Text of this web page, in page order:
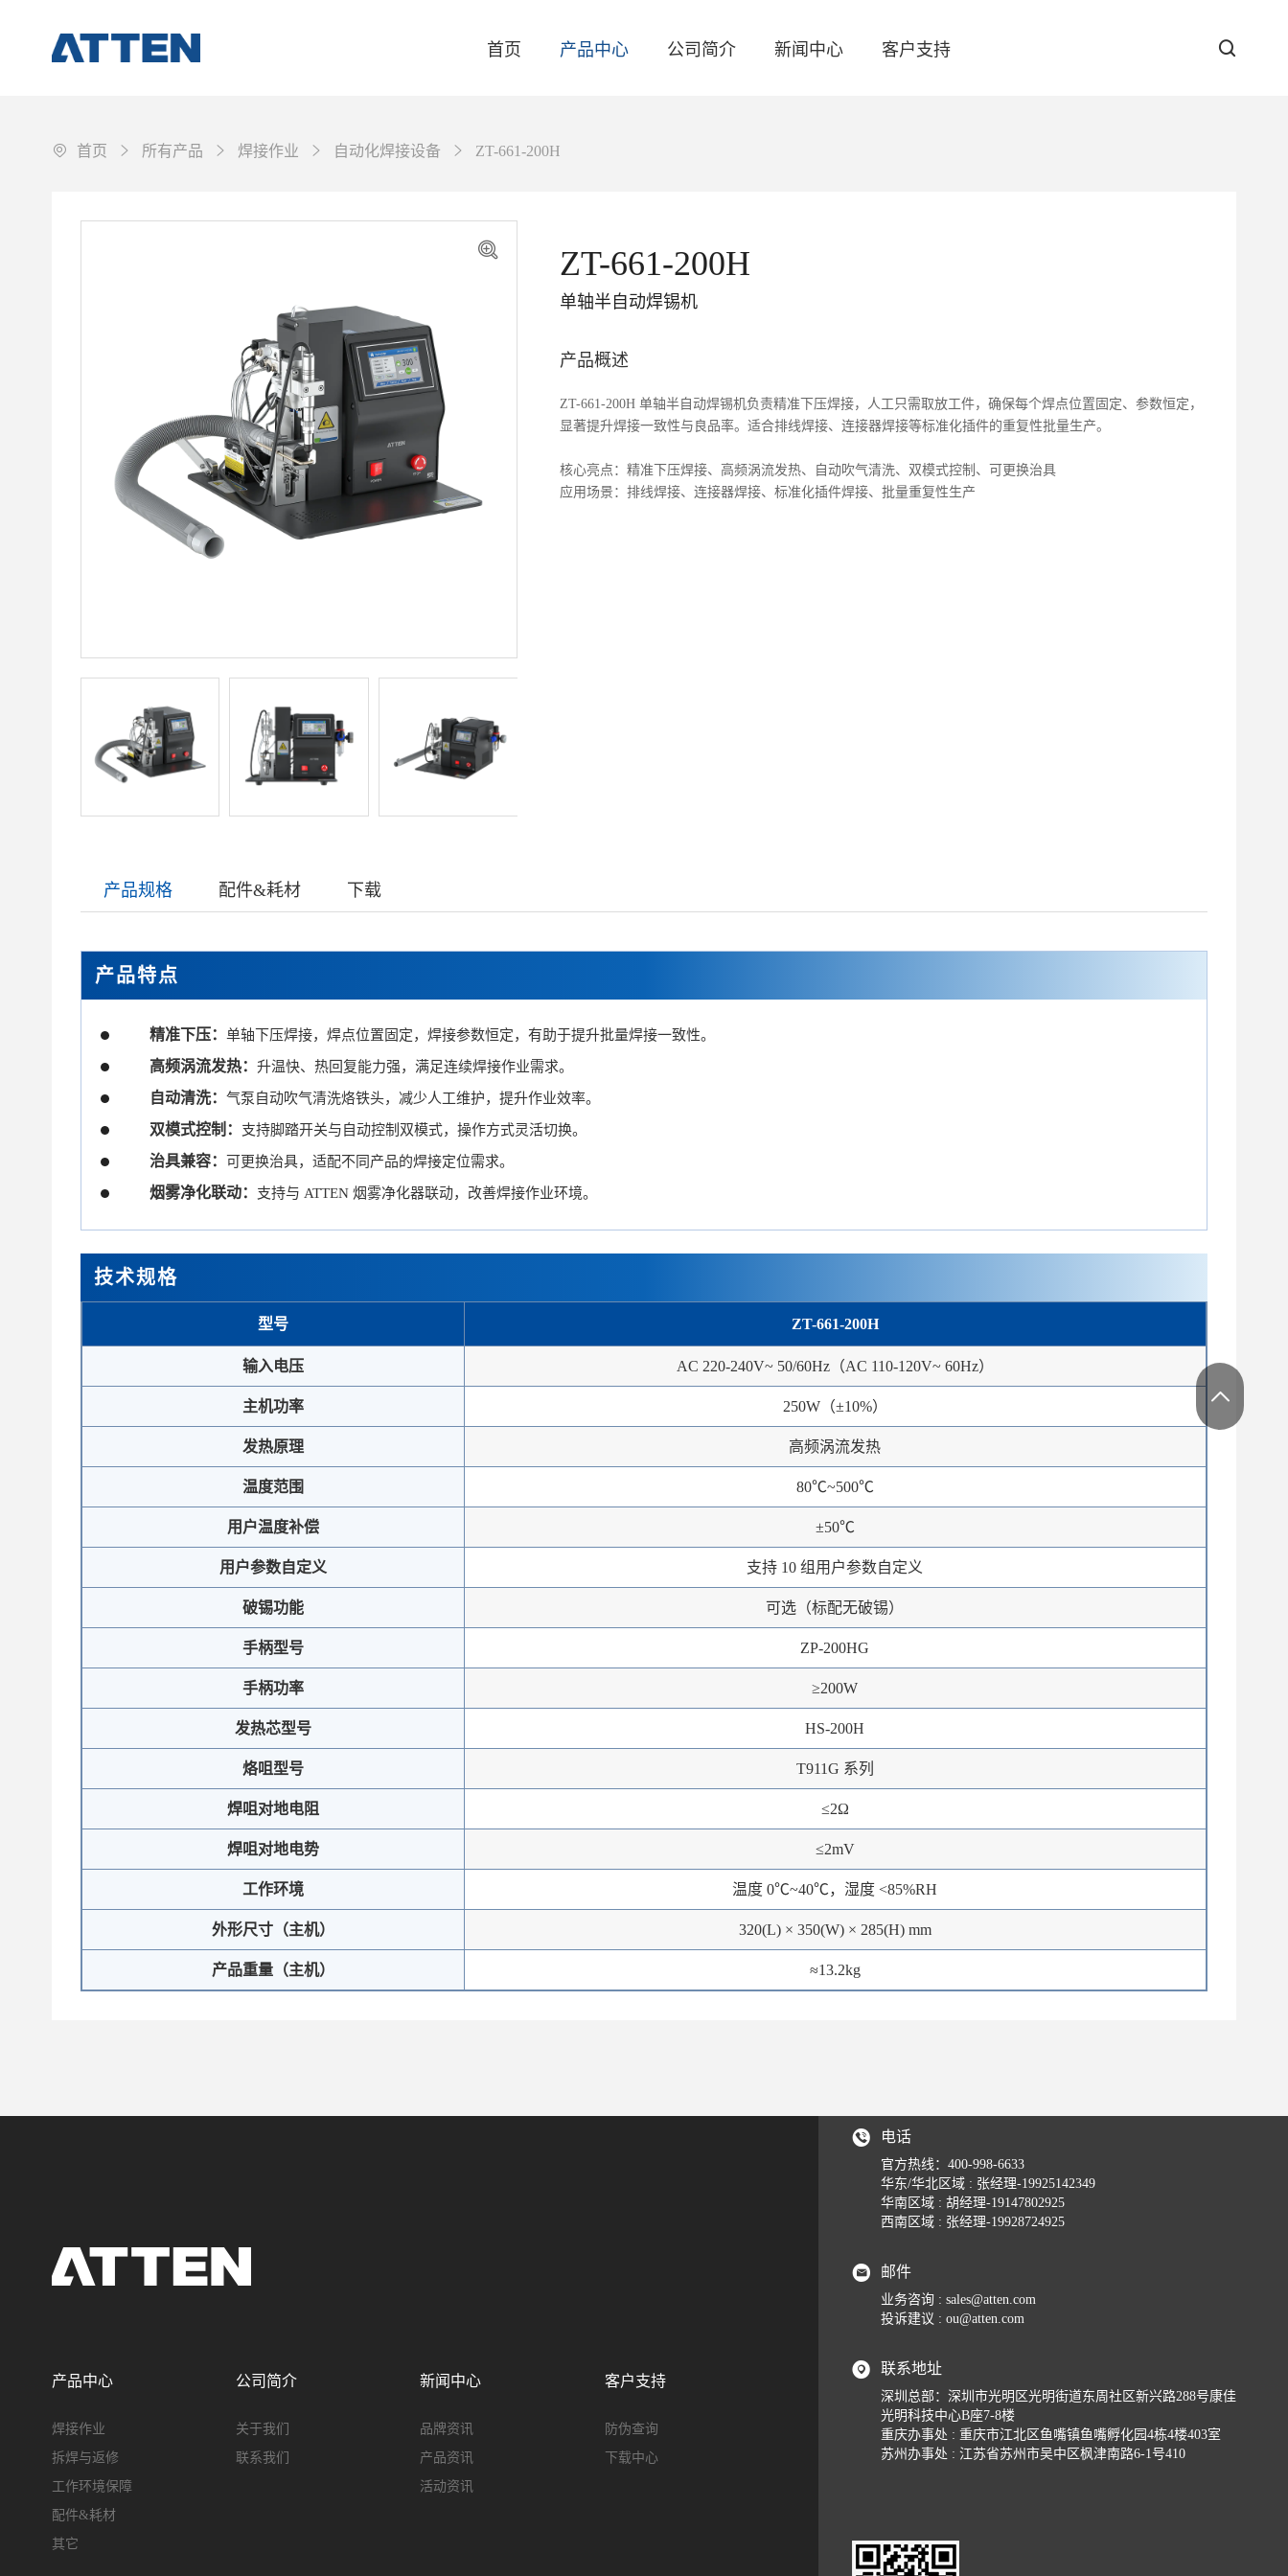
首页 产品中心
自动化焊接设备
公司简介 新闻中心 客户支持
首页 所有产品 焊接作业 自动化焊接设备 ZT-661-200H
ZT-661-200H
单轴半自动焊锡机
产品概述
ZT-661-200H 单轴半自动焊锡机负责精准下压焊接，人工只需取放工件，确保每个焊点位置固定、参数恒定，
显著提升焊接一致性与良品率。适合排线焊接、连接器焊接等标准化插件的重复性批量生产。
核心亮点：精准下压焊接、高频涡流发热、自动吹气清洗、双模式控制、可更换治具
应用场景：排线焊接、连接器焊接、标准化插件焊接、批量重复性生产
产品规格 配件&耗材 下载
产品特点
精准下压： 单轴下压焊接，焊点位置固定，焊接参数恒定，有助于提升批量焊接一致性。
高频涡流发热： 升温快、热回复能力强，满足连续焊接作业需求。
自动清洗： 气泵自动吹气清洗烙铁头，减少人工维护，提升作业效率。
双模式控制： 支持脚踏开关与自动控制双模式，操作方式灵活切换。
治具兼容： 可更换治具，适配不同产品的焊接定位需求。
烟雾净化联动： 支持与 ATTEN 烟雾净化器联动，改善焊接作业环境。
技术规格
型号 ZT-661-200H
输入电压 AC 220-240V~ 50/60Hz（AC 110-120V~ 60Hz）
主机功率 250W（±10%）
发热原理 高频涡流发热
温度范围 80℃~500℃
用户温度补偿 ±50℃
用户参数自定义 支持 10 组用户参数自定义
破锡功能 可选（标配无破锡）
手柄型号 ZP-200HG
手柄功率 ≥200W
发热芯型号 HS-200H
烙咀型号 T911G 系列
焊咀对地电阻 ≤2Ω
焊咀对地电势 ≤2mV
工作环境 温度 0℃~40℃，湿度 <85%RH
外形尺寸（主机） 320(L) × 350(W) × 285(H) mm
产品重量（主机） ≈13.2kg
产品中心
焊接作业
拆焊与返修
工作环境保障
配件&耗材
其它
公司简介
关于我们
联系我们
新闻中心
品牌资讯
产品资讯
活动资讯
客户支持
防伪查询
下载中心
电话
官方热线： 400-998-6633
华东/华北区域 : 张经理-19925142349
华南区域 : 胡经理-19147802925
西南区域 : 张经理-19928724925
邮件
业务咨询 : sales@atten.com
投诉建议 : ou@atten.com
联系地址
深圳总部：深圳市光明区光明街道东周社区新兴路288号康佳
光明科技中心B座7-8楼
重庆办事处 : 重庆市江北区鱼嘴镇鱼嘴孵化园4栋4楼403室
苏州办事处 : 江苏省苏州市吴中区枫津南路6-1号410